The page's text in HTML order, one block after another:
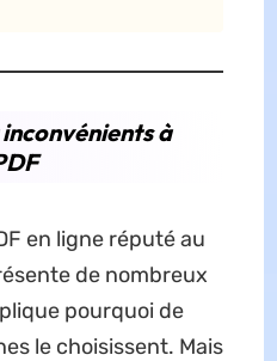
à
en ligne réputé au
de nombreux
pourquoi de
le choisissent. Mais